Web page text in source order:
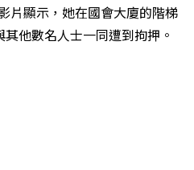
片顯示，她在國會大廈的階梯
他數名人士一同遭到拘押。